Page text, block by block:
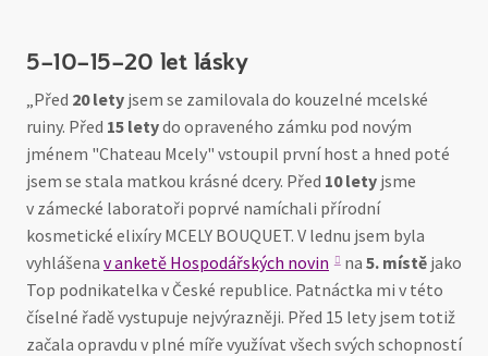
5–10–15–20 let lásky
„Před 20 lety jsem se zamilovala do kouzelné mcelské
ruiny. Před 15 letydo opraveného zámku pod novým
jménem "Chateau Mcely" vstoupil první host a hned poté
jsem se stala matkou krásné dcery. Před 10 lety jsme
v zámecké laboratoři poprvé namíchali přírodní
kosmetické elixíry MCELY BOUQUET. V lednu jsem byla
vyhlášena v anketě Hospodářských novin na 5. místějako
Top podnikatelka v České republice. Patnáctka mi v této
číselné řadě vystupuje nejvýrazněji. Před 15 lety jsem totiž
začala opravdu v plné míře využívat všech svých schopností